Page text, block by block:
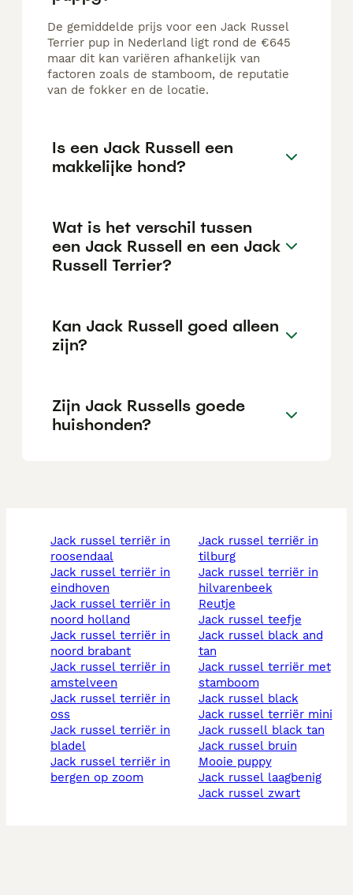
De gemiddelde prijs voor een Jack Russel
Terrier pup in Nederland ligt rond de €645
maar dit kan variëren afhankelijk van
factoren zoals de stamboom, de reputatie
van de fokker en de locatie.
Is een Jack Russell een
makkelijke hond?
Wat is het verschil tussen
een Jack Russell en een Jack
Russell Terrier?
Kan Jack Russell goed alleen
zijn?
Zijn Jack Russells goede
huishonden?
jack russel terriër in
roosendaal
jack russel terriër in
eindhoven
jack russel terriër in
noord holland
jack russel terriër in
noord brabant
jack russel terriër in
amstelveen
jack russel terriër in
oss
jack russel terriër in
bladel
jack russel terriër in
bergen op zoom
jack russel terriër in
tilburg
jack russel terriër in
hilvarenbeek
reutje
jack russel teefje
jack russel black and
tan
jack russel terriër met
stamboom
jack russel black
jack russel terriër mini
jack russell black tan
jack russel bruin
mooie puppy
jack russel laagbenig
jack russel zwart